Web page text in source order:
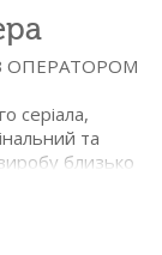
ОПЕРАТОРОМ
серіала,
та
близько